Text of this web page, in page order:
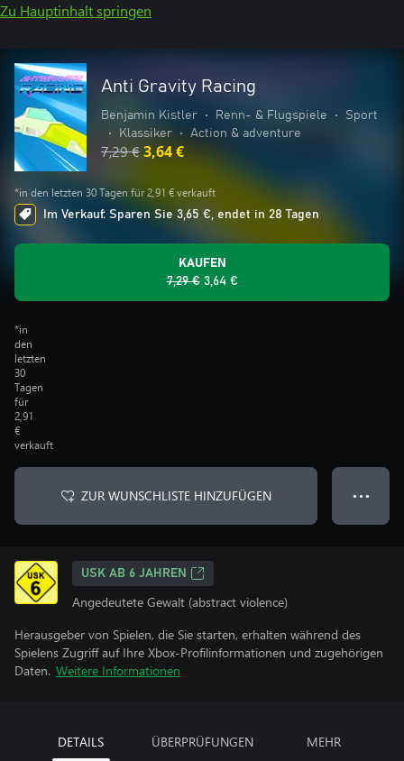
Zu Hauptinhalt springen
Anti Gravity Racing
Benjamin Kistler • Renn- & Flugspiele •
Sport
•
Klassiker • Action & adventure
7,29 €3,64 €
*in den letzten 30 Tagen für 2,91 € verkauft
Im Verkauf: Sparen Sie 3,65 €, endet in 28 Tagen
KAUFEN
7,29 € 3,64 €
*in
den
letzten
30
Tagen
für
2,91
€
verkauft
ZUR WUNSCHLISTE HINZUFÜGEN ● ● ●
USK AB 6 JAHREN
Angedeutete Gewalt (abstract violence)
Herausgeber von Spielen, die Sie starten, erhalten während des
Spielens Zugriff auf Ihre Xbox-Profilinformationen und zugehörigen
Daten. Weitere Informationen
DETAILS ÜBERPRÜFUNGEN MEHR